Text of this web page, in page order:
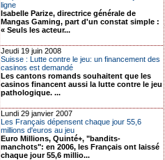
ligne
Isabelle Parize, directrice générale de
Mangas Gaming, part d'un constat simple :
« Seuls les acteur...
Jeudi 19 juin 2008
Suisse : Lutte contre le jeu: un financement des
casinos est demandé
Les cantons romands souhaitent que les
casinos financent aussi la lutte contre le jeu
pathologique. ...
Lundi 29 janvier 2007
Les Français dépensent chaque jour 55,6
millions d'euros au jeu
Euro Millions, Quinté+, "bandits-
manchots": en 2006, les Français ont laissé
chaque jour 55,6 millio...